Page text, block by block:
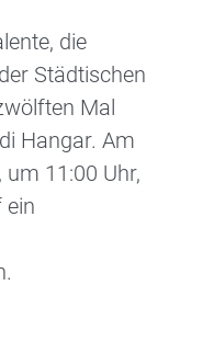
die
Städtischen
Mal
Hangar. Am
11:00 Uhr,
ein